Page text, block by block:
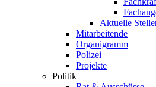
Aktuelle
Mitarbeitende
Organigramm
Polizei
Projekte
Politik